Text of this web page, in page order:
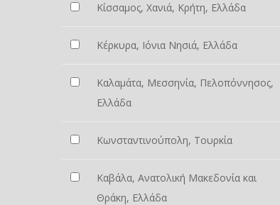
Κίσσαμος, Χανιά, Κρήτη, Ελλάδα
Κέρκυρα, Ιόνια Νησιά, Ελλάδα
Καλαμάτα, Μεσσηνία, Πελοπόννησος,
Ελλάδα
Κωνσταντινούπολη, Τουρκία
Καβάλα, Ανατολική Μακεδονία και
Θράκη, Ελλάδα